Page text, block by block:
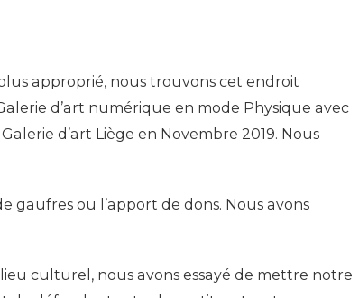
approprié, nous trouvons cet endroit
d’art numérique en mode Physique avec
d’art Liège en Novembre 2019. Nous
gaufres ou l’apport de dons. Nous avons
culturel, nous avons essayé de mettre notre